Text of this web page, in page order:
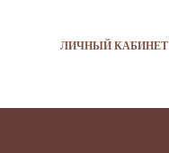
ЛИЧНЫЙ КАБИНЕТ